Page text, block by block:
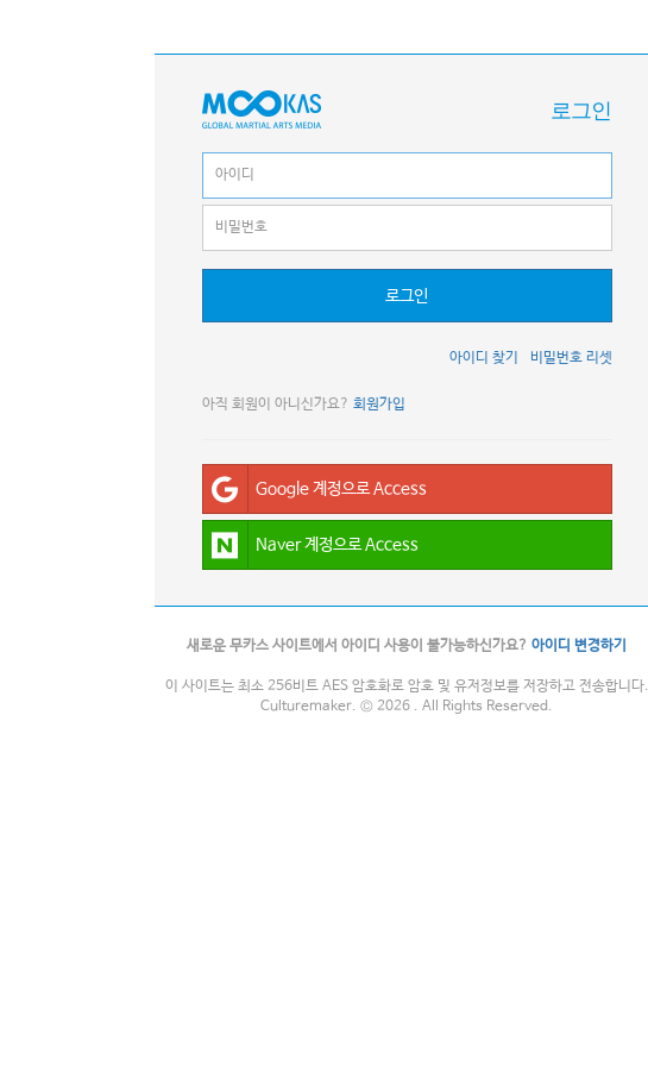
로그인
로그인
비밀번호 리셋
아이디 찾기
아직 회원이 아니신가요? 회원가입
Google 계정으로 Access
Naver 계정으로 Access
새로운 무카스 사이트에서 아이디 사용이 불가능하신가요? 아이디 변경하기
이 사이트는 최소 256비트 AES 암호화로 암호 및 유저정보를 저장하고 전송합니다.
Culturemaker. © 2026 . All Rights Reserved.